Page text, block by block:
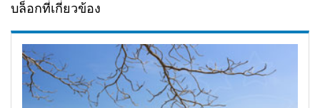
บล็อกที่เกี่ยวข้อง